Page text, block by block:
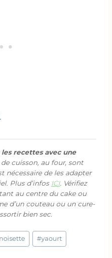
recettes avec une
cuisson, au four, sont
nécessaire de les adapter
Plus d’infos ICI. Vérifiez
au centre du cake ou
d’un couteau ou un cure-
bien sec.
noisette #yaourt